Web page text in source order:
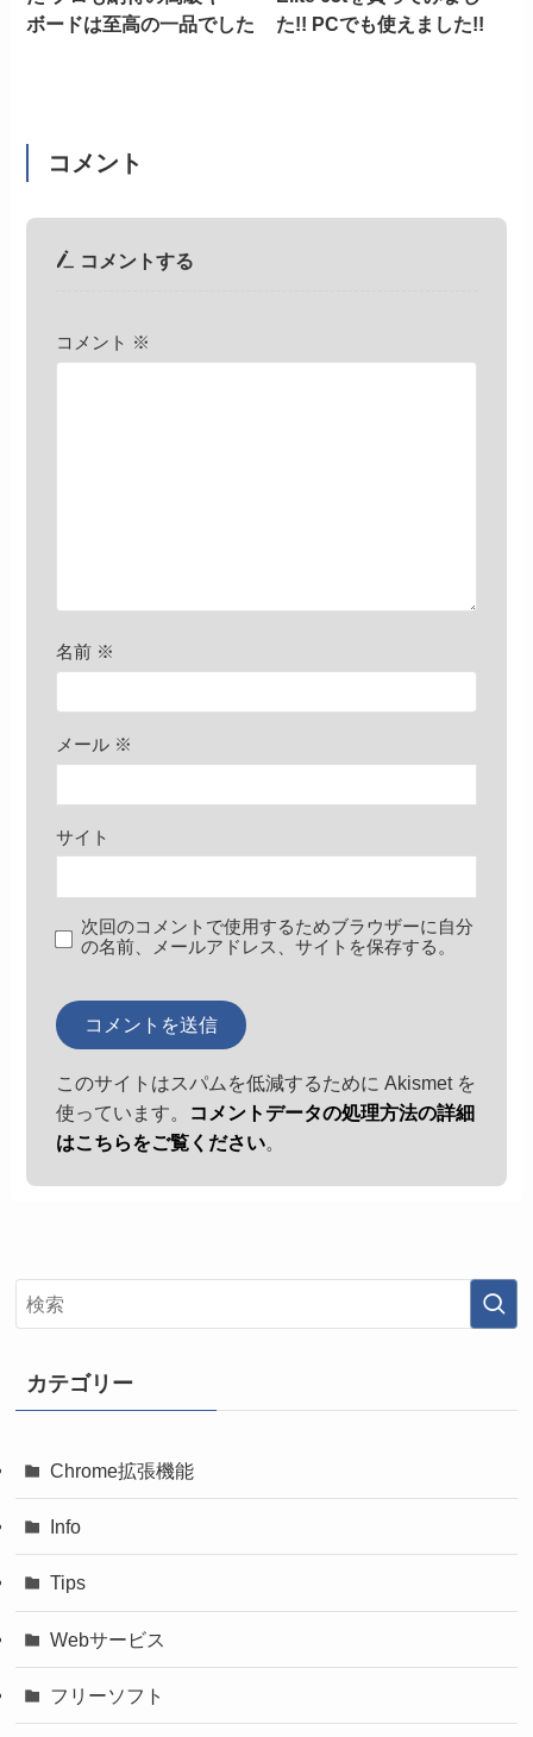
ボードは至高の一品でした
た!! PCでも使えました!!
コメント
コメントする
コメント ※
名前 ※
メール ※
サイト
次回のコメントで使用するためブラウザーに自分
の名前、メールアドレス、サイトを保存する。
このサイトはスパムを低減するために Akismet を
使っています。
コメントデータの処理方法の詳細
はこちらをご覧ください。
カテゴリー
Chrome拡張機能
Info
Tips
Webサービス
フリーソフト